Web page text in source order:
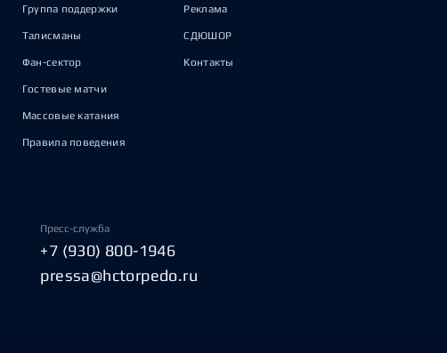
Группа поддержки
Талисманы
Фан-сектор
Гостевые матчи
Массовые катания
Правила поведения
Реклама
СДЮШОР
Контакты
Пресс-служба
+7 (930) 800-1946
pressa@hctorpedo.ru